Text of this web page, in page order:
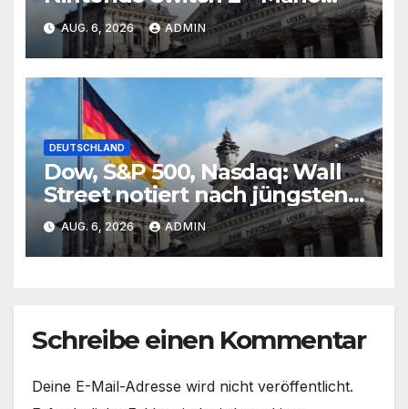
Kart World ist Testsieger
AUG. 6, 2026 ADMIN
DEUTSCHLAND
Dow, S&P 500, Nasdaq: Wall
Street notiert nach jüngsten
Rekorden uneinheitlich –
Deutliche Gewinne bei
Edelmetallen
AUG. 6, 2026 ADMIN
Schreibe einen Kommentar
Deine E-Mail-Adresse wird nicht veröffentlicht.